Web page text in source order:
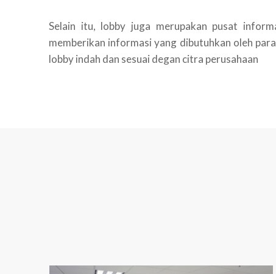
Selain itu, lobby juga merupakan pusat
memberikan informasi yang dibutuhkan oleh
lobby indah dan sesuai degan citra perusahaan